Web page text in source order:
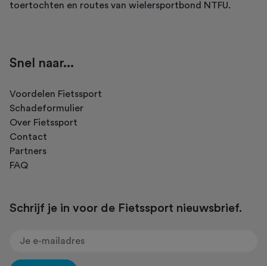
toertochten en routes van wielersportbond NTFU.
Snel naar...
Voordelen Fietssport
Schadeformulier
Over Fietssport
Contact
Partners
FAQ
Schrijf je in voor de Fietssport nieuwsbrief.